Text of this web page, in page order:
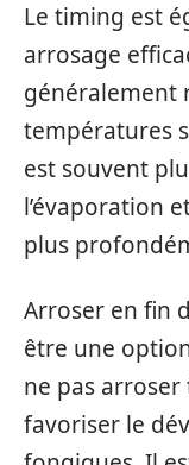
Le timing est
arrosage
généralement
températures
est souvent
l’évaporation
plus
Arroser en fin
être une
ne pas
favoriser le